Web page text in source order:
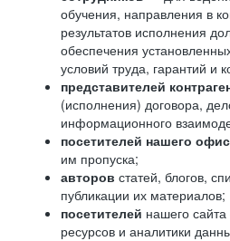
обучения, направления в
результатов исполнения
обеспечения
условий труда, гарантий и
представителей
(исполнения) договора,
информационного
посетителей нашего
им пропуска;
авторов статей, блогов,
публикации их материалов;
посетителей нашего
ресурсов и аналитики